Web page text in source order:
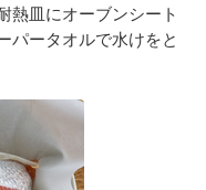
熱皿にオーブンシート
パータオルで水けをと